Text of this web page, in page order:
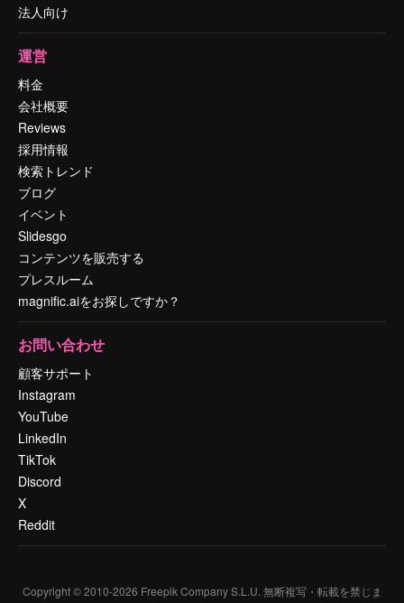
法人向け
運営
料金
会社概要
Reviews
採用情報
検索トレンド
ブログ
イベント
Slidesgo
コンテンツを販売する
プレスルーム
magnific.aiをお探しですか？
お問い合わせ
顧客サポート
Instagram
YouTube
LinkedIn
TikTok
Discord
X
Reddit
Copyright © 2010-2026 Freepik Company S.L.U. 無断複写・転載を禁じま